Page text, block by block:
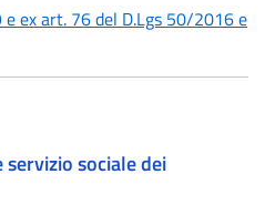
ex art. 76 del D.Lgs 50/2016 e
servizio sociale dei